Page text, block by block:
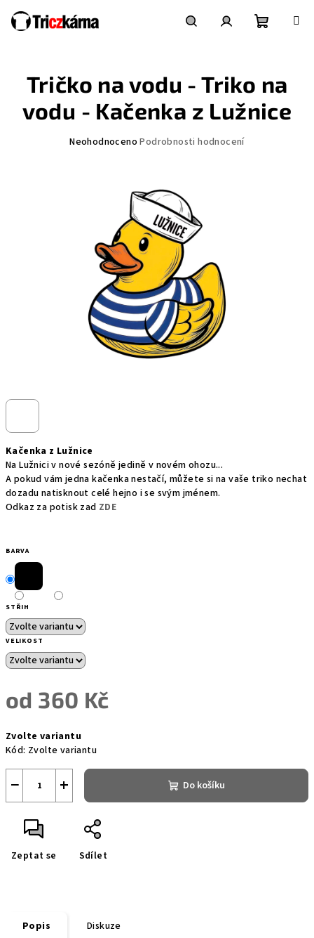
obsah
košík
Kačenka z Lužnice
Na Lužnici v nové sezóně jedině v novém ohozu...
A pokud vám jedna kačenka nestačí, můžete si na vaše triko nechat
dozadu natisknout celé hejno i se svým jménem.
Odkaz za potisk zad ZDE
BARVA
STŘIH
VELIKOST
od 360 Kč
cena:
Zvolte variantu
Kód: Zvolte variantu
+
− Do košíku
Zeptat se Sdílet
Tričko na vodu - Triko na
vodu - Kačenka z Lužnice
Průměrné
hvězdiček.
Neohodnoceno Podrobnosti hodnocení
Popis Diskuze